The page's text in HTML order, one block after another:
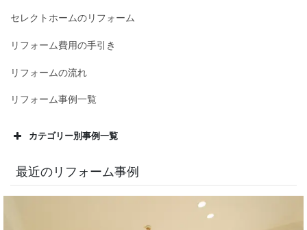
セレクトホームのリフォーム
リフォーム費用の手引き
リフォームの流れ
リフォーム事例一覧
カテゴリー別事例一覧
最近のリフォーム事例